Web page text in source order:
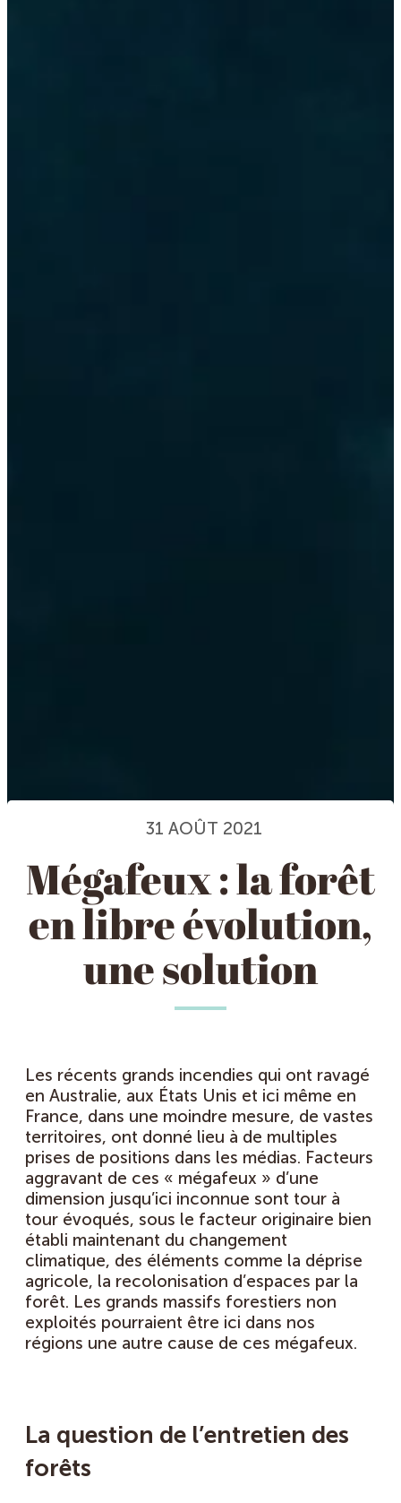
31 AOÛT 2021
Mégafeux : la forêt
en libre évolution,
une solution
Les récents grands incendies qui ont ravagé
en Australie, aux États Unis et ici même en
France, dans une moindre mesure, de vastes
territoires, ont donné lieu à de multiples
prises de positions dans les médias. Facteurs
aggravant de ces « mégafeux » d’une
dimension jusqu’ici inconnue sont tour à
tour évoqués, sous le facteur originaire bien
établi maintenant du changement
climatique, des éléments comme la déprise
agricole, la recolonisation d’espaces par la
forêt. Les grands massifs forestiers non
exploités pourraient être ici dans nos
régions une autre cause de ces mégafeux.
La question de l’entretien des
forêts